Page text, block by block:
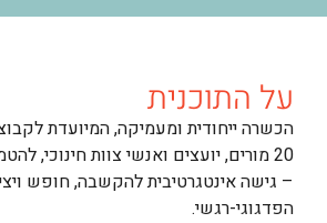
על התוכנית
20 מורים, יועצים ואנשי צוות חינוכי,
– גישה אינטגרטיבית להקשבה, חופש
הפדגוגי-רגשי.